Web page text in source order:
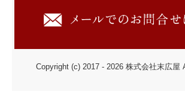
Copyright (c) 2017 - 2026 株式会社末広屋